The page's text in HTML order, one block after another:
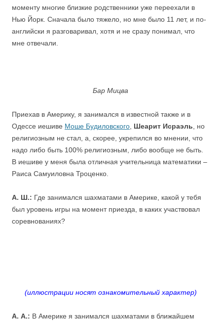
моменту многие близкие родственники уже переехали в
Нью Йорк. Сначала было тяжело, но мне было 11 лет, и по-
английски я разговаривал, хотя и не сразу понимал, что
мне отвечали.
Бар Мицва
Приехав в Америку, я занимался в известной также и в
Одессе иешиве Моше Будиловского Шеарит Исраэль , но
религиозным не стал, а, скорее, укрепился во мнении, что
надо либо быть 100% религиозным, либо вообще не быть.
В иешиве у меня была отличная учительница математики –
Раиса Самуиловна Троценко.
А. Ш.: Где занимался шахматами в Америке, какой у тебя
был уровень игры на момент приезда, в каких участвовал
соревнованиях?
(иллюстрации носят ознакомительный характер)
А. А.: В Америке я занимался шахматами в ближайшем